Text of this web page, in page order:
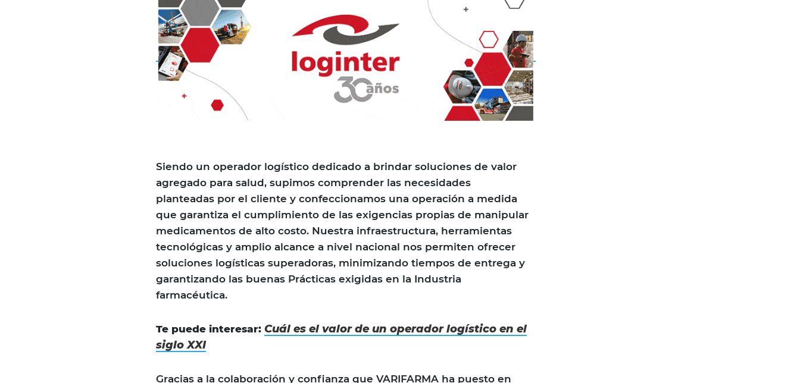
Siendo un operador logístico dedicado a brindar soluciones de valor
agregado para salud, supimos comprender las necesidades
planteadas por el cliente y confeccionamos una operación a medida
que garantiza el cumplimiento de las exigencias propias de manipular
medicamentos de alto costo. Nuestra infraestructura, herramientas
tecnológicas y amplio alcance a nivel nacional nos permiten ofrecer
soluciones logísticas superadoras, minimizando tiempos de entrega y
garantizando las buenas Prácticas exigidas en la Industria
farmacéutica.
Te puede interesar: Cuál es el valor de un operador logístico en el
siglo XXI
Gracias a la colaboración y confianza que VARIFARMA ha puesto en